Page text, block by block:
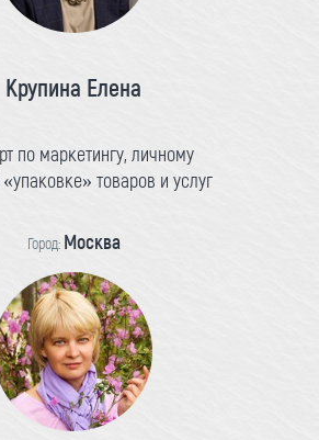
Крупина Елена
по маркетингу, личному
товаров и услуг
Город: Москва